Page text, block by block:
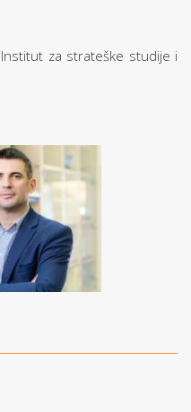
za strateške studije i